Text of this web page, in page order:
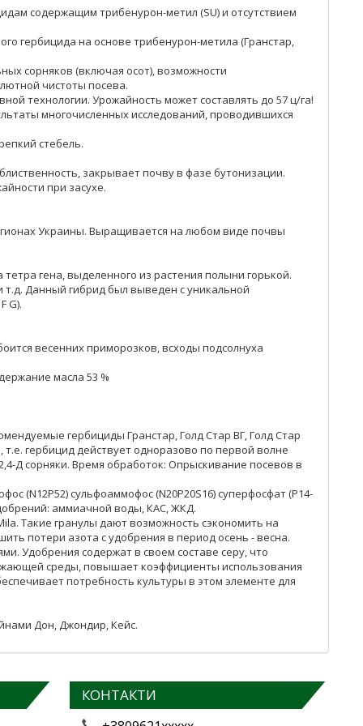
содержащим трибенурон-метил (SU) и отсутствием
гербицида на основе трибенурон-метила (Гранстар,
сорняков (включая осот), возможности
чистоты посева.
технологии. Урожайность может составлять до 57 ц/га!
многочисленных исследований, проводившихся
стебель.
закрывает почву в фазе бутонизации.
при засухе.
Украины. Выращивается на любом виде почвы
гена, выделенного из растения полыни горькой.
т.д. Данный гибрид был выведен с уникальной
G).
весенних приморозков, всходы подсолнуха
масла 53 %
гербициды Гранстар, Голд Стар ВГ, Голд Стар
гербицид действует одноразово по первой волне
Д сорняки. Время обработок: Опрыскивание посевов в
(N12P52) сульфоаммофос (N20P20S16) суперфосфат (P14-
аммиачной воды, КАС, ЖКД.
Такие гранулы дают возможность сэкономить на
потери азота с удобрения в период осень - весна.
Удобрения содержат в своем составе серу, что
среды, повышает коэффициенты использования
потребность культуры в этом элементе для
Дон, Джондир, Кейс.
КОНТАКТИ